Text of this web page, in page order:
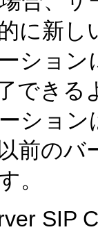
に新
ショ
できる
ショ
前の
。
SIP